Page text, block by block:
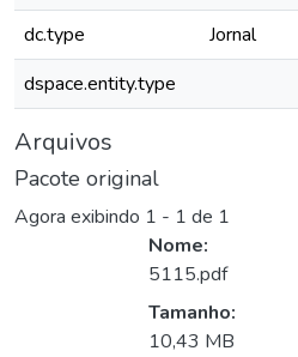
dc.type
Jornal
dspace.entity.type
Arquivos
Pacote original
Agora exibindo 1 - 1 de 1
Nome:
5115.pdf
Tamanho:
10,43 MB